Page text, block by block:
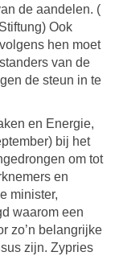
de aandelen. (
Ook
hen moet
van de
de steun in te
en Energie,
bij het
om tot
en
minister,
waarom een
zo’n belangrijke
zijn. Zypries